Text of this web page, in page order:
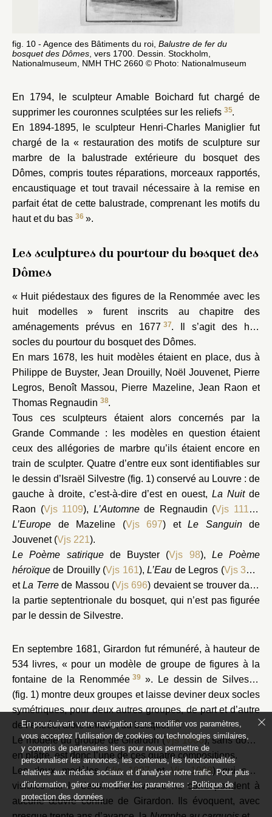
fig. 10 - Agence des Bâtiments du roi, Balustre de fer du
bosquet des Dômes, vers 1700. Dessin. Stockholm,
Nationalmuseum, NMH THC 2660 © Photo: Nationalmuseum
En 1794, le sculpteur Amable Boichard fut chargé de
supprimer les couronnes sculptées sur les reliefs 35.
En 1894-1895, le sculpteur Henri-Charles Maniglier fut
chargé de la « restauration des motifs de sculpture sur
marbre de la balustrade extérieure du bosquet des
Dômes, compris toutes réparations, morceaux rapportés,
encaustiquage et tout travail nécessaire à la remise en
parfait état de cette balustrade, comprenant les motifs du
haut et du bas 36».
Les sculptures du pourtour du bosquet des
Dômes
« Huit piédestaux des figures de la Renommée avec les
huit modelles » furent inscrits au chapitre des
aménagements prévus en 1677 37. Il s’agit des huit
socles du pourtour du bosquet des Dômes.
En mars 1678, les huit modèles étaient en place, dus à
Philippe de Buyster, Jean Drouilly, Noël Jouvenet, Pierre
Legros, Benoît Massou, Pierre Mazeline, Jean Raon et
Thomas Regnaudin 38.
Tous ces sculpteurs étaient alors concernés par la
Grande Commande : les modèles en question étaient
ceux des allégories de marbre qu’ils étaient encore en
train de sculpter. Quatre d’entre eux sont identifiables sur
le dessin d’Israël Silvestre (fig. 1) conservé au Louvre : de
gauche à droite, c’est-à-dire d’est en ouest, La Nuitde
Raon (Vjs 1109), L’Automnede Regnaudin (Vjs 1110
),
L’Europe de Mazeline (Vjs 697) et Le Sanguinde
Jouvenet (Vjs 221).
Le Poème satiriquede Buyster (Vjs 98), Le Poème
héroïque de Drouilly (Vjs 161),L’Eau de Legros (Vjs 391
etLa Terrede Massou (Vjs 696) devaient se trouver dans
la partie septentrionale du bosquet, qui n’est pas figurée
par le dessin de Silvestre.
En septembre 1681, Girardon fut rémunéré, à hauteur de
534 livres, « pour un modèle de groupe de figures à la
fontaine de la Renommée 39». Le dessin de Silvestre
(fig. 1) montre deux groupes et laisse deviner deux socles
symétriques, pour deux autres groupes, de part et d’autre
de l’entrée, alors unique, du bosquet 40.
Le modèle du groupe de Girardon (Vjs 1006), sans doute
en plâtre, est donc l’une de ces quatre compositions.
Les deux modèles (Vjs 1007etVjs 1008) qui sont
visibles sur le dessin de Silvestre ne correspondent à
aucune œuvre connue de Girardon. Ils évoquent, avec
En poursuivant votre navigation sans modifier vos paramètres,
vous acceptez l’utilisation de cookies ou technologies similaires,
y compris de partenaires tiers pour nous permettre de
personnaliser les annonces, les contenus, les fonctionnalités
relatives aux médias sociaux et d’analyser notre trafic. Pour plus
d’information, gérer ou modifier les paramètres :Politique de
protection des données